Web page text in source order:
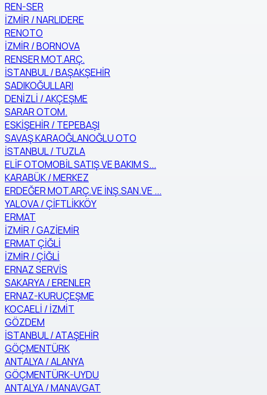
REN-SER
İZMİR / NARLIDERE
RENOTO
İZMİR / BORNOVA
RENSER MOT.ARÇ.
İSTANBUL / BAŞAKŞEHİR
SADIKOĞULLARI
DENİZLİ / AKÇEŞME
SARAR OTOM.
ESKİŞEHİR / TEPEBAŞI
SAVAŞ KARAOĞLANOĞLU OTO
İSTANBUL / TUZLA
ELİF OTOMOBİL SATIŞ VE BAKIM S...
KARABÜK / MERKEZ
ERDEĞER MOT.ARÇ.VE İNŞ.SAN.VE ...
YALOVA / ÇİFTLİKKÖY
ERMAT
İZMİR / GAZİEMİR
ERMAT ÇİĞLİ
İZMİR / ÇİĞLİ
ERNAZ SERVİS
SAKARYA / ERENLER
ERNAZ-KURUÇEŞME
KOCAELİ / İZMİT
GÖZDEM
İSTANBUL / ATAŞEHİR
GÖÇMENTÜRK
ANTALYA / ALANYA
GÖÇMENTÜRK-UYDU
ANTALYA / MANAVGAT